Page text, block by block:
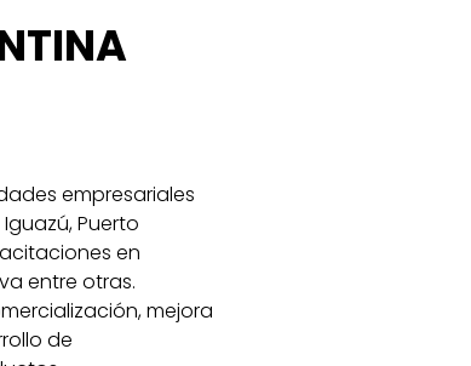
empresariales
Puerto
en
entre otras.
mejora
de